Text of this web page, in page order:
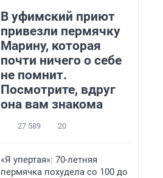
В уфимский приют
привезли пермячку
Марину, которая
почти ничего о себе
не помнит.
Посмотрите, вдруг
она вам знакома
27 589 20
«Я упертая»: 70-летняя
пермячка похудела со 100 до